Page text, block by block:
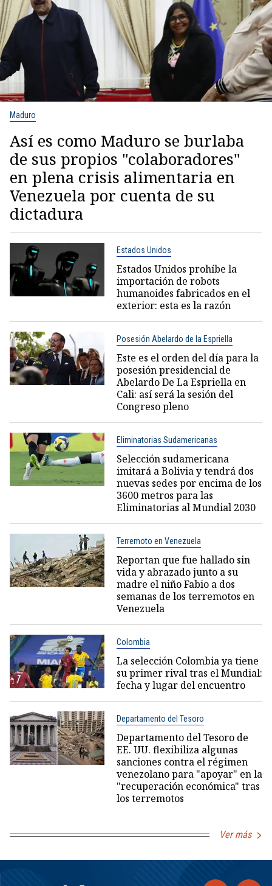
Maduro
Así es como Maduro se burlaba
de sus propios "colaboradores"
en plena crisis alimentaria en
Venezuela por cuenta de su
dictadura
Estados Unidos
Estados Unidos prohíbe la
importación de robots
humanoides fabricados en el
exterior: esta es la razón
Posesión Abelardo de la Espriella
Este es el orden del día para la
posesión presidencial de
Abelardo De La Espriella en
Cali: así será la sesión del
Congreso pleno
Eliminatorias Sudamericanas
Selección sudamericana
imitará a Bolivia y tendrá dos
nuevas sedes por encima de los
3600 metros para las
Eliminatorias al Mundial 2030
Terremoto en Venezuela
Reportan que fue hallado sin
vida y abrazado junto a su
madre el niño Fabio a dos
semanas de los terremotos en
Venezuela
Colombia
La selección Colombia ya tiene
su primer rival tras el Mundial:
fecha y lugar del encuentro
Departamento del Tesoro
Departamento del Tesoro de
EE. UU. flexibiliza algunas
sanciones contra el régimen
venezolano para "apoyar" en la
"recuperación económica" tras
los terremotos
Ver más